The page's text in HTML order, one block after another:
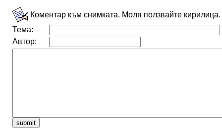
Коментар към снимката. Моля ползвайте кирилица.
Тема:
Автор: